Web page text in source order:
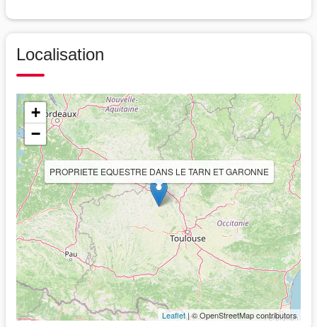
Localisation
PROPRIETE EQUESTRE DANS LE TARN ET GARONNE
+
−
Leaflet | © OpenStreetMap contributors